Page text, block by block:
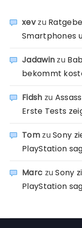
xevzu
Smartphones
Jadawin zu
bekommt
Fidsh zu
Erste Tests
TomzuSony
PlayStation
Marc zuSony
PlayStation